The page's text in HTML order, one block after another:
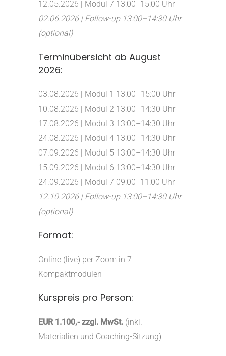
12.05.2026 | Modul 7 13:00- 15:00 Uhr
02.06.2026 | Follow-up 13:00–14:30 Uhr
(optional)
Terminübersicht ab August
2026:
03.08.2026 | Modul 1 13:00–15:00 Uhr
10.08.2026 | Modul 2 13:00–14:30 Uhr
17.08.2026 | Modul 3 13:00–14:30 Uhr
24.08.2026 | Modul 4 13:00–14:30 Uhr
07.09.2026 | Modul 5 13:00–14:30 Uhr
15.09.2026 | Modul 6 13:00–14:30 Uhr
24.09.2026 | Modul 7 09:00- 11:00 Uhr
12.10.2026 | Follow-up 13:00–14:30 Uhr
(optional)
Format:
Online (live) per Zoom in 7
Kompaktmodulen
Kurspreis pro Person:
EUR 1.100,- zzgl. MwSt. (inkl.
Materialien und Coaching-Sitzung)